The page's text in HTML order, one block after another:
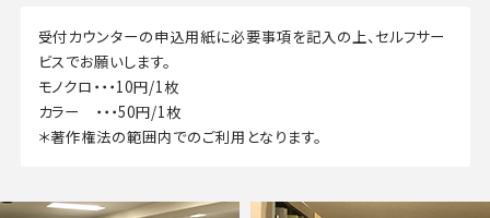
受付カウンターの申込用紙に必要事項を記入の上、セルフサー
ビスでお願いします。
モノクロ・・・10円/1枚
カラー ・・・50円/1枚
＊著作権法の範囲内でのご利用となります。